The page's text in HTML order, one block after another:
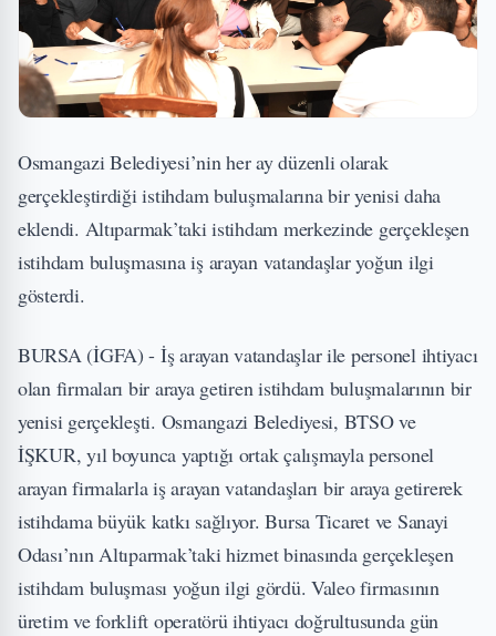
Osmangazi Belediyesi’nin her ay düzenli olarak
gerçekleştirdiği istihdam buluşmalarına bir yenisi daha
eklendi. Altıparmak’taki istihdam merkezinde gerçekleşen
istihdam buluşmasına iş arayan vatandaşlar yoğun ilgi
gösterdi.
BURSA (İGFA) - İş arayan vatandaşlar ile personel ihtiyacı
olan firmaları bir araya getiren istihdam buluşmalarının bir
yenisi gerçekleşti. Osmangazi Belediyesi, BTSO ve
İŞKUR, yıl boyunca yaptığı ortak çalışmayla personel
arayan firmalarla iş arayan vatandaşları bir araya getirerek
istihdama büyük katkı sağlıyor. Bursa Ticaret ve Sanayi
Odası’nın Altıparmak’taki hizmet binasında gerçekleşen
istihdam buluşması yoğun ilgi gördü. Valeo firmasının
üretim ve forklift operatörü ihtiyacı doğrultusunda gün